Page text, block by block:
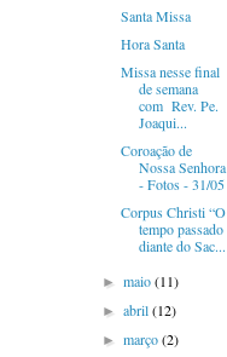
Santa Missa
Hora Santa
Missa nesse final
de semana
com Rev. Pe.
Joaqui...
Coroação de
Nossa Senhora
- Fotos - 31/05
Corpus Christi “O
tempo passado
diante do Sac...
►maio(11)
►abril(12)
►março(2)